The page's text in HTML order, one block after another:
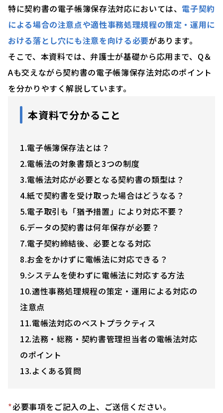
特に契約書の電子帳簿保存法対応においては、 電子契約
による場合の注意点や適性事務処理規程の策定・運用に
おける落とし穴にも注意を向ける必要があります。
そこで、本資料では、弁護士が基礎から応用まで、Q＆
Aも交えながら契約書の電子帳簿保存法対応のポイント
を分かりやすく解説 しています。
本資料で分かること
1.電子帳簿保存法とは？
2.電帳法の対象書類と3つの制度
3.電帳法対応が必要となる契約書の類型は？
4.紙で契約書を受け取った場合はどうなる？
5.電子取引も「猶予措置」により対応不要？
6.データの契約書は何年保存が必要？
7.電子契約締結後、必要となる対応
8.お金をかけずに電帳法に対応できる？
9.システムを使わずに電帳法に対応する方法
10.適性事務処理規程の策定・運用による対応の
注意点
11.電帳法対応のベストプラクティス
12.法務・総務・契約書管理担当者の電帳法対応
のポイント
13.よくある質問
*必要事項をご記入の上、ご送信ください。